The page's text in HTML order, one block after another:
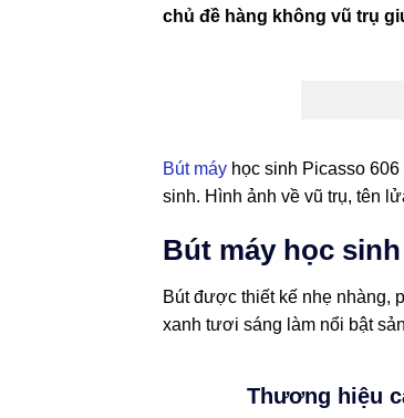
chủ đề hàng không vũ trụ
Bút máy học sinh Picasso
sinh. Hình ảnh về vũ trụ, tên
Bút máy học
Bút được thiết kế nhẹ nhàng,
xanh tươi sáng làm nổi bật
Thương hiệu